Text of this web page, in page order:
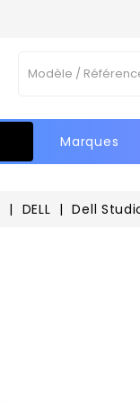
Marques
DELL Dell